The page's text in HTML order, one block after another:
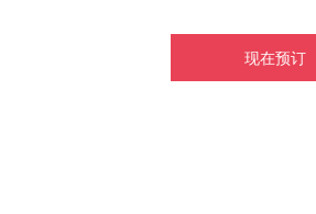
现在预订